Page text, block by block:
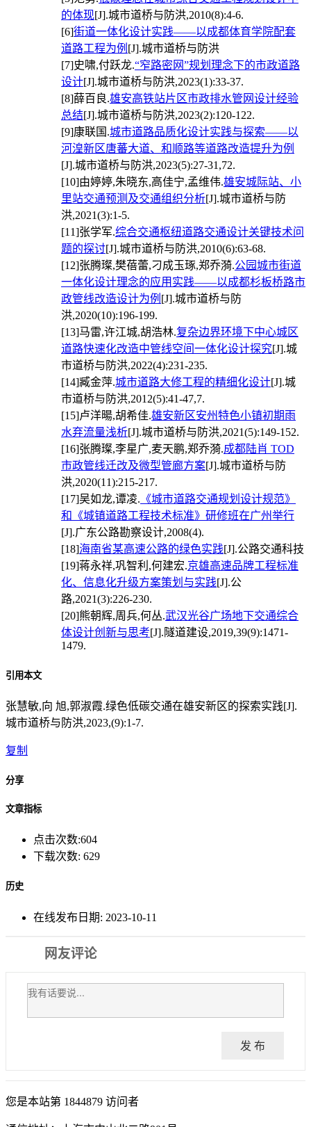
的体现[J].城市道桥与防洪,2010(8):4-6.
[6]街道一体化设计实践——以成都体育学院配套
道路工程为例 [J].城市道桥与防洪
[7]史啸,付跃龙.“窄路密网”规划理念下的市政道路
设计[J].城市道桥与防洪,2023(1):33-37.
[8]薛百良.雄安高铁站片区市政排水管网设计经验
总结[J].城市道桥与防洪,2023(2):120-122.
[9]康联国.城市道路品质化设计实践与探索——以
河湟新区唐蕃大道、和顺路等道路改造提升为例
[J].城市道桥与防洪,2023(5):27-31,72.
[10]由婷婷,朱晓东,高佳宁,孟维伟.雄安城际站、小
里站交通预测及交通组织分析[J].城市道桥与防
洪,2021(3):1-5.
[11]张学军.综合交通枢纽道路交通设计关键技术问
题的探讨[J].城市道桥与防洪,2010(6):63-68.
[12]张腾璨,樊蓓蕾,刁成玉琢,郑乔漪.公园城市街道
一体化设计理念的应用实践——以成都杉板桥路市
政管线改造设计为例 [J].城市道桥与防
洪,2020(10):196-199.
[13]马雷,许江城,胡浩林.复杂边界环境下中心城区
道路快速化改造中管线空间一体化设计探究[J].城
市道桥与防洪,2022(4):231-235.
[14]臧金萍.城市道路大修工程的精细化设计[J].城
市道桥与防洪,2012(5):41-47,7.
[15]卢洋暘,胡希佳.雄安新区安州特色小镇初期雨
水弃流量浅析[J].城市道桥与防洪,2021(5):149-152.
[16]张腾璨,李星广,麦天鹏,郑乔漪.成都陆肖 TOD
市政管线迁改及微型管廊方案[J].城市道桥与防
洪,2020(11):215-217.
[17]吴如龙,谭凌. 《城市道路交通规划设计规范》
和《城镇道路工程技术标准》研修班在广州举行
[J].广东公路勘察设计,2008(4).
[18]海南省某高速公路的绿色实践[J].公路交通科技
[19]蒋永祥,巩智利,何建宏.京雄高速品牌工程标准
化、信息化升级方案策划与实践[J].公
路,2021(3):226-230.
[20]熊朝辉,周兵,何丛.武汉光谷广场地下交通综合
体设计创新与思考[J].隧道建设,2019,39(9):1471-
1479.
引用本文
张慧敏,向 旭,郭淑霞.绿色低碳交通在雄安新区的探索实践[J].
城市道桥与防洪,2023,(9):1-7.
复制
分享
文章指标
点击次数:604
下载次数: 629
历史
在线发布日期: 2023-10-11
网友评论
发 布
您是本站第 1844879 访问者